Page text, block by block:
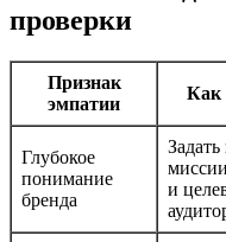
проверки
Признак
эмпатии
Как
Глубокое
понимание
бренда
и